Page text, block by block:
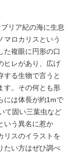
リア紀の海に生息
マロカリスという
た複眼に円形の口
ヒレがあり、広げ
する生物で言うと
す。その何とも形
には体長が約1mで
て固い三葉虫など
いう異名に惹か
リスのイラストを
たい方はぜひ調べ